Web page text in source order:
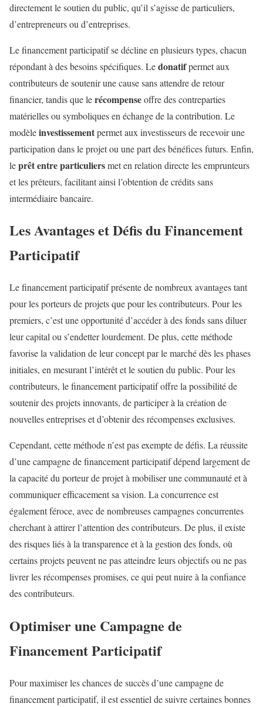
directement le soutien du public, qu’il s’agisse de particuliers,
d’entrepreneurs ou d’entreprises.
Le financement participatif se décline en plusieurs types, chacun
répondant à des besoins spécifiques. Ledonatifpermet aux
contributeurs de soutenir une cause sans attendre de retour
financier, tandis que lerécompenseoffre des contreparties
matérielles ou symboliques en échange de la contribution. Le
modèleinvestissementpermet aux investisseurs de recevoir une
participation dans le projet ou une part des bénéfices futurs. Enfin,
leprêt entre particuliersmet en relation directe les emprunteurs
et les prêteurs, facilitant ainsi l’obtention de crédits sans
intermédiaire bancaire.
Les Avantages et Défis du Financement
Participatif
Le financement participatif présente de nombreux avantages tant
pour les porteurs de projets que pour les contributeurs. Pour les
premiers, c’est une opportunité d’accéder à des fonds sans diluer
leur capital ou s’endetter lourdement. De plus, cette méthode
favorise la validation de leur concept par le marché dès les phases
initiales, en mesurant l’intérêt et le soutien du public. Pour les
contributeurs, le financement participatif offre la possibilité de
soutenir des projets innovants, de participer à la création de
nouvelles entreprises et d’obtenir des récompenses exclusives.
Cependant, cette méthode n’est pas exempte de défis. La réussite
d’une campagne de financement participatif dépend largement de
la capacité du porteur de projet à mobiliser une communauté et à
communiquer efficacement sa vision. La concurrence est
également féroce, avec de nombreuses campagnes concurrentes
cherchant à attirer l’attention des contributeurs. De plus, il existe
des risques liés à la transparence et à la gestion des fonds, où
certains projets peuvent ne pas atteindre leurs objectifs ou ne pas
livrer les récompenses promises, ce qui peut nuire à la confiance
des contributeurs.
Optimiser une Campagne de
Financement Participatif
Pour maximiser les chances de succès d’une campagne de
financement participatif, il est essentiel de suivre certaines bonnes